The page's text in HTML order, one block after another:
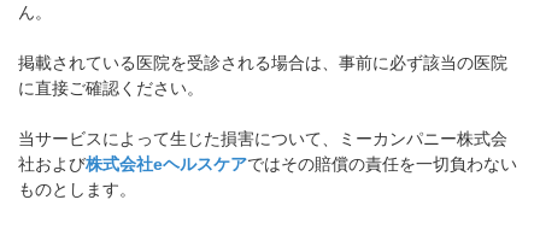
ん。
掲載されている医院を受診される場合は、事前に必ず該当の医院
に直接ご確認ください。
当サービスによって生じた損害について、ミーカンパニー株式会
社および株式会社eヘルスケアではその賠償の責任を一切負わない
ものとします。